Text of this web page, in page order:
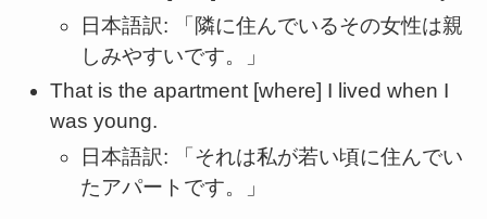
日本語訳: 「隣に住んでいるその女性は親
しみやすいです。」
That is the apartment [where] I lived when I
was young.
日本語訳: 「それは私が若い頃に住んでい
たアパートです。」